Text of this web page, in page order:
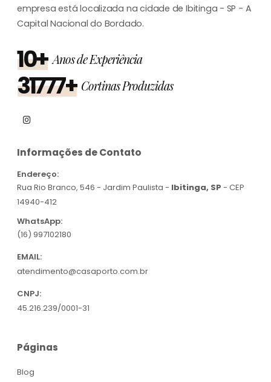
empresa está localizada na cidade de Ibitinga - SP - A
Capital Nacional do Bordado.
10+ Anos de Experiência
31777+ Cortinas Produzidas
Informações de Contato
Endereço:
Rua Rio Branco, 546 - Jardim Paulista - Ibitinga, SP - CEP
14940-412
WhatsApp:
(16) 997102180
EMAIL:
atendimento@casaporto.com.br
CNPJ:
45.216.239/0001-31
Páginas
Blog